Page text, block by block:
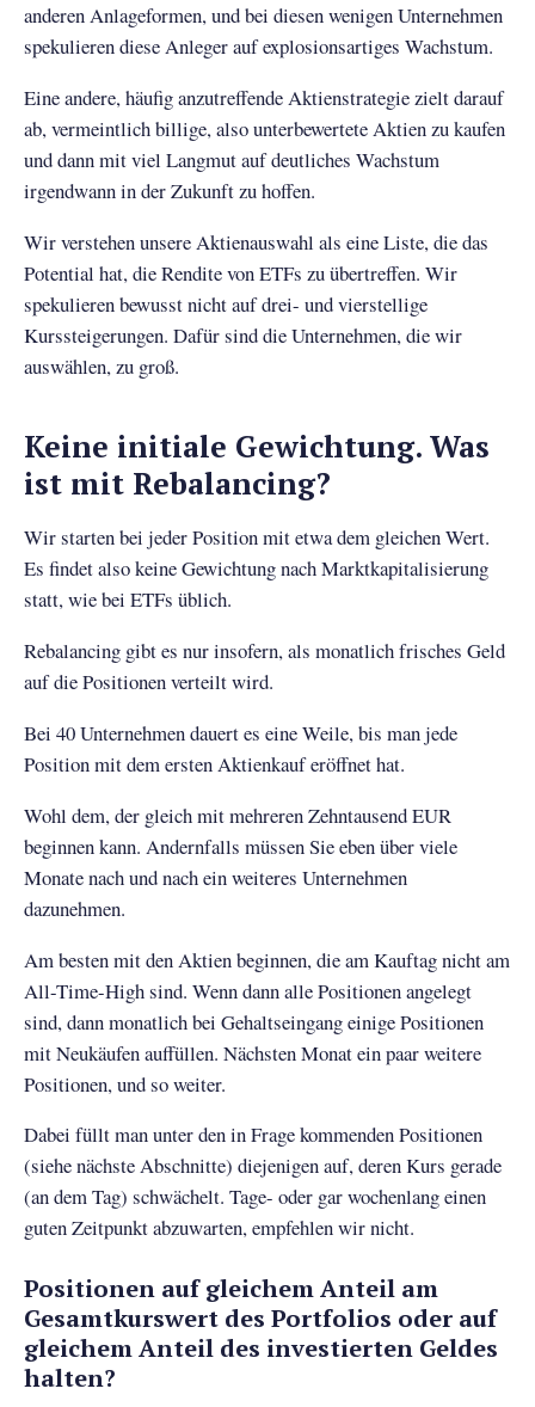
anderen Anlageformen, und bei diesen wenigen Unternehmen
spekulieren diese Anleger auf explosionsartiges Wachstum.
Eine andere, häufig anzutreffende Aktienstrategie zielt darauf
ab, vermeintlich billige, also unterbewertete Aktien zu kaufen
und dann mit viel Langmut auf deutliches Wachstum
irgendwann in der Zukunft zu hoffen.
Wir verstehen unsere Aktienauswahl als eine Liste, die das
Potential hat, die Rendite von ETFs zu übertreffen. Wir
spekulieren bewusst nicht auf drei- und vierstellige
Kurssteigerungen. Dafür sind die Unternehmen, die wir
auswählen, zu groß.
Keine initiale Gewichtung. Was
ist mit Rebalancing?
Wir starten bei jeder Position mit etwa dem gleichen Wert.
Es findet also keine Gewichtung nach Marktkapitalisierung
statt, wie bei ETFs üblich.
Rebalancing gibt es nur insofern, als monatlich frisches Geld
auf die Positionen verteilt wird.
Bei 40 Unternehmen dauert es eine Weile, bis man jede
Position mit dem ersten Aktienkauf eröffnet hat.
Wohl dem, der gleich mit mehreren Zehntausend EUR
beginnen kann. Andernfalls müssen Sie eben über viele
Monate nach und nach ein weiteres Unternehmen
dazunehmen.
Am besten mit den Aktien beginnen, die am Kauftag nicht am
All-Time-High sind. Wenn dann alle Positionen angelegt
sind, dann monatlich bei Gehaltseingang einige Positionen
mit Neukäufen auffüllen. Nächsten Monat ein paar weitere
Positionen, und so weiter.
Dabei füllt man unter den in Frage kommenden Positionen
(siehe nächste Abschnitte) diejenigen auf, deren Kurs gerade
(an dem Tag) schwächelt. Tage- oder gar wochenlang einen
guten Zeitpunkt abzuwarten, empfehlen wir nicht.
Positionen auf gleichem Anteil am
Gesamtkurswert des Portfolios oder auf
gleichem Anteil des investierten Geldes
halten?